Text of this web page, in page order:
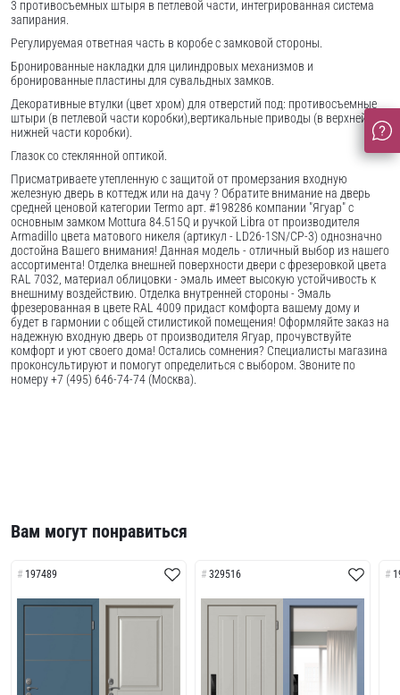
3 противосъемных штыря в петлевой части, интегрированная система
запирания.
Регулируемая ответная часть в коробе с замковой стороны.
Бронированные накладки для цилиндровых механизмов и
бронированные пластины для сувальдных замков.
Декоративные втулки (цвет хром) для отверстий под: противосъемные
штыри (в петлевой части коробки),вертикальные приводы (в верхней и
нижней части коробки).
Глазок со стеклянной оптикой.
Присматриваете утепленную с защитой от промерзания входную
железную дверь в коттедж или на дачу ? Обратите внимание на дверь
средней ценовой категории Termo арт. #198286 компании "Ягуар" с
основным замком Mottura 84.515Q и ручкой Libra от производителя
Armadillo цвета матового никеля (артикул - LD26-1SN/CP-3) однозначно
достойна Вашего внимания! Данная модель - отличный выбор из нашего
ассортимента! Отделка внешней поверхности двери с фрезеровкой цвета
RAL 7032, материал облицовки - эмаль имеет высокую устойчивость к
внешниму воздействию. Отделка внутренней стороны - Эмаль
фрезерованная в цвете RAL 4009 придаст комфорта вашему дому и
будет в гармонии с общей стилистикой помещения! Оформляйте заказ на
надежную входную дверь от производителя Ягуар, прочувствуйте
комфорт и уют своего дома! Остались сомнения? Специалисты магазина
проконсультируют и помогут определиться с выбором. Звоните по
номеру +7 (495) 646-74-74 (Москва).
Вам могут понравиться
197489 329516